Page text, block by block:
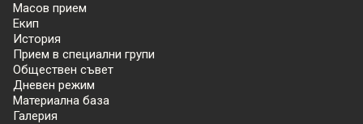
Масов прием
Екип
История
Прием в специални групи
Обществен съвет
Дневен режим
Материална база
Галерия